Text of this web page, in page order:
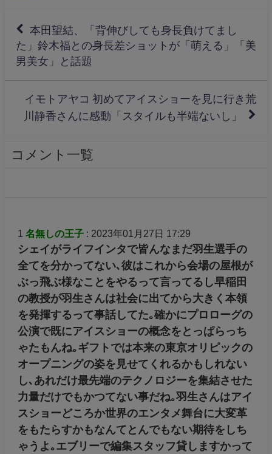
本田望結、「背伸びしても身長負けてまし
た」鈴木福との身長差ショットが「萌える」「美
男美女」と話題
イモトアヤコ 初めてアイスショーを見に行き荒
川静香さんに感動「スタイルも半端ないし」
コメント一覧
1 名無しの王子: 2023年01月27日 17:29
シェイがライフインタで皆んなまだ羽生選手の
全てを分かってない､彼はこれから会場の屋根が
ぶっ飛ぶ様なことをやるって言ってるし早稲田
の教授が羽生さんは社会に出てから大きく本領
を発揮するって事話してた｡確かにプロローグの
公演で既にアイスショーの概念をとっぱらっち
ゃたもんね｡ギフトでは本来の東京オリピックの
オープニングの姿を見せてくれるかもしれない
し､あれだけ最先端のテクノロジーを集結させた
力量だけでもかつてない事だね｡羽生さんはアイ
スショーどころか世界のエンタメ舞台に大変革
をもたらすかもなんてとんでもない期待をしち
ゃうよ｡エブリーで編集スタッフ貸しますかって